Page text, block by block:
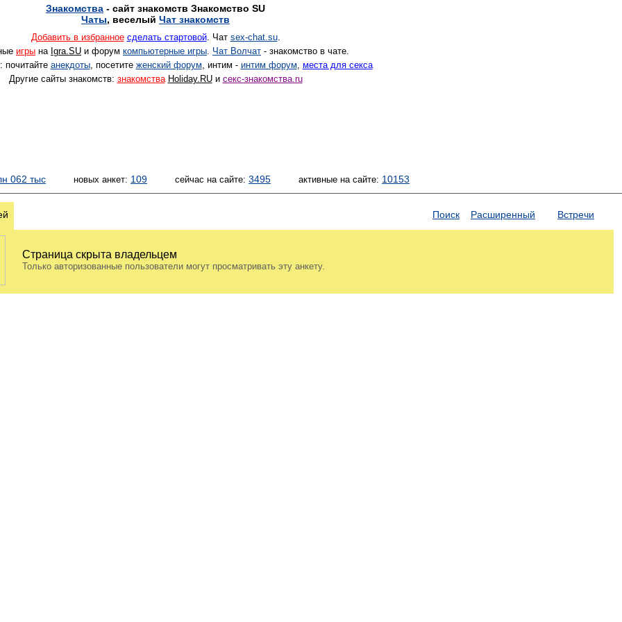
Знакомства - сайт знакомств Знакомство SU
Чаты, веселый Чат знакомств
Добавить в избранное сделать стартовой. Чат sex-chat.su.
игры на Igra.SU и форум компьютерные игры. Чат Волчат - знакомство в чате.
: почитайте анекдоты, посетите женский форум, интим - интим форум, места для секса
Другие сайты знакомств: знакомства Holiday.RUи секс-знакомства.ru
062 тыс новых анкет: 109 сейчас на сайте: 3495 активные на сайте: 10153
Поиск Расширенный Встречи
Страница скрыта владельцем
Только авторизованные пользователи могут просматривать эту анкету.